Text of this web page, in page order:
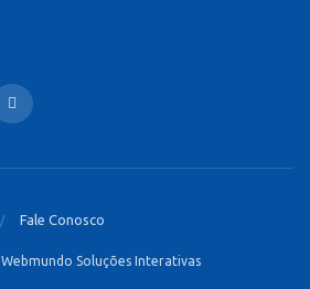
Fale Conosco
Webmundo Soluções Interativas